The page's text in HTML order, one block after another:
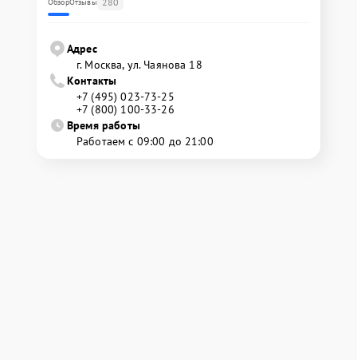
Адрес
г. Москва, ул. Чаянова 18
Контакты
+7 (495) 023-73-25
+7 (800) 100-33-26
Время работы
Работаем с 09:00 до 21:00